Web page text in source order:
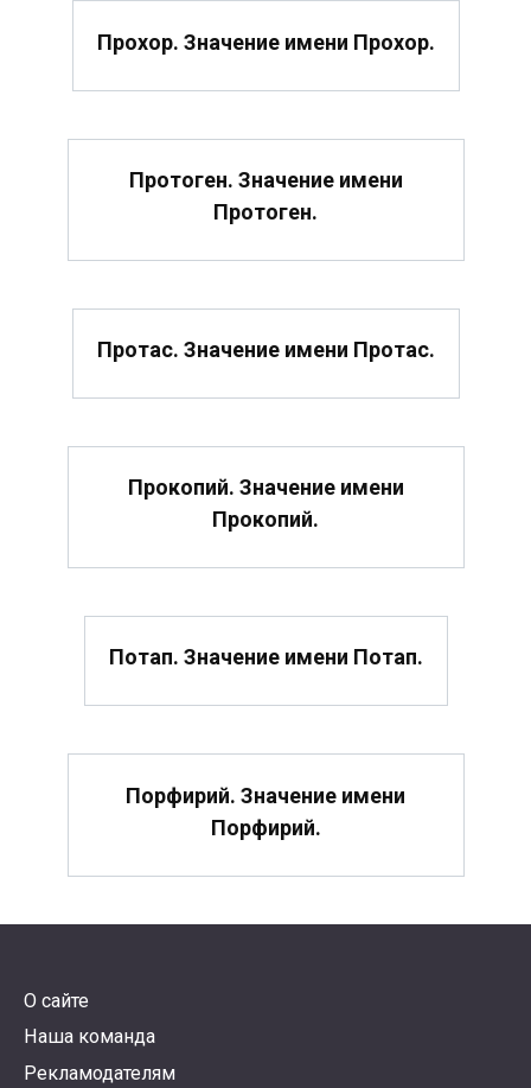
Прохор. Значение имени Прохор.
Протоген. Значение имени
Протоген.
Протас. Значение имени Протас.
Прокопий. Значение имени
Прокопий.
Потап. Значение имени Потап.
Порфирий. Значение имени
Порфирий.
О сайте
Наша команда
Рекламодателям